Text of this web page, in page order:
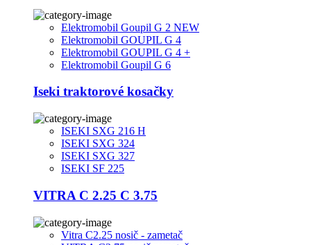
Elektromobil Goupil G 2 NEW
Elektromobil GOUPIL G 4
Elektromobil GOUPIL G 4 +
Elektromobil Goupil G 6
Iseki traktorové kosačky
ISEKI SXG 216 H
ISEKI SXG 324
ISEKI SXG 327
ISEKI SF 225
VITRA C 2.25 C 3.75
Vitra C2.25 nosič - zametač